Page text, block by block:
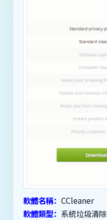
軟體名稱： CCleaner
軟體類型： 系統垃圾清除